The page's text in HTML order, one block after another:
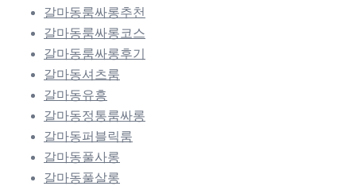
갈마동룸싸롱추천
갈마동룸싸롱코스
갈마동룸싸롱후기
갈마동셔츠룸
갈마동유흥
갈마동정통룸싸롱
갈마동퍼블릭룸
갈마동풀사롱
갈마동풀살롱